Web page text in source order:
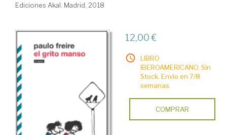
Ediciones Akal. Madrid, 2018
12,00 €
LIBRO
IBEROAMERICANO. Sin
Stock. Envío en 7/8
semanas.
COMPRAR